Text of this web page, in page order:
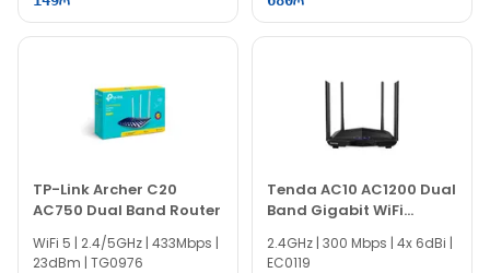
TP-Link Archer C20
AC750 Dual Band Router
WiFi 5 | 2.4/5GHz | 433Mbps |
23dBm | TG0976
Tenda AC10 AC1200 Dual
Band Gigabit WiFi
Router
2.4GHz | 300 Mbps | 4x 6dBi |
EC0119